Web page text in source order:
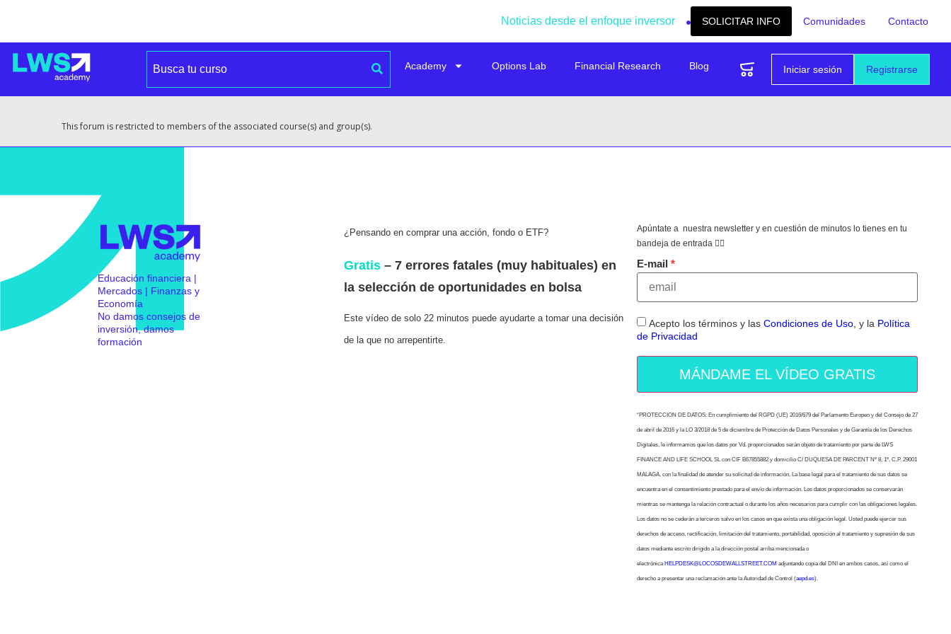
Noticias desde el enfoque inversor SOLICITAR INFO Comunidades Contacto
Registrarse
Iniciar sesión
Academy Options Lab Financial Research Blog
This forum is restricted to members of the associated course(s) and group(s).
Educación financiera |
Mercados | Finanzas y
Economía
No damos consejos de
inversión, damos
formación
¿Pensando en comprar una acción, fondo o ETF?
Gratis– 7 errores fatales (muy habituales) en
la selección de oportunidades en bolsa
Este vídeo de solo 22 minutos puede ayudarte a tomar una decisión
de la que no arrepentirte.
Apúntate a nuestra newsletter y en cuestión de minutos lo tienes en tu
bandeja de entrada 👇🏻
E-mail
Acepto los términos y las Condiciones de Uso, y la Política
de Privacidad
MÁNDAME EL VÍDEO GRATIS
“PROTECCION DE DATOS: En cumplimiento del RGPD (UE) 2016/679 del Parlamento Europeo y del Consejo de 27
de abril de 2016 y la LO 3/2018 de 5 de diciembre de Protección de Datos Personales y de Garantía de los Derechos
Digitales, le informamos que los datos por Vd. proporcionados serán objeto de tratamiento por parte de LWS
FINANCE AND LIFE SCHOOL SL con CIF B67855882 y domicilio C/ DUQUESA DE PARCENT Nº 8, 1º, C.P. 29001
MALAGA, con la finalidad de atender su solicitud de información. La base legal para el tratamiento de sus datos se
encuentra en el consentimiento prestado para el envío de información. Los datos proporcionados se conservarán
mientras se mantenga la relación contractual o durante los años necesarios para cumplir con las obligaciones legales.
Los datos no se cederán a terceros salvo en los casos en que exista una obligación legal. Usted puede ejercer sus
derechos de acceso, rectificación, limitación del tratamiento, portabilidad, oposición al tratamiento y supresión de sus
datos mediante escrito dirigido a la dirección postal arriba mencionada o
electrónica HELPDESK@LOCOSDEWALLSTREET.COM adjuntando copia del DNI en ambos casos, así como el
derecho a presentar una reclamación ante la Autoridad de Control (aepd.es).